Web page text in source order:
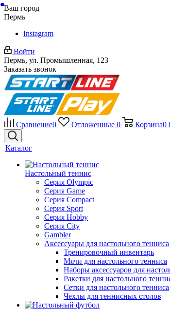
Ваш город
Пермь
Instagram
Войти
Пермь, ул. Промышленная, 123
Заказать звонок
Сравнение0 Отложенные 0 Корзина0
Каталог
Настольный теннис
Серия Olympic
Серия Game
Серия Compact
Серия Sport
Серия Hobby
Серия City
Gambler
Аксессуары для настольного тенниса
Тренировочный инвентарь
Мячи для настольного тенниса
Наборы аксессуаров для
Ракетки для настольного
Сетки для настольного тенниса
Чехлы для теннисных столов